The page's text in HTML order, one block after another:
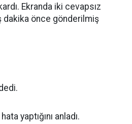
Ekranda iki cevapsız
dakika önce gönderilmiş
yaptığını anladı.